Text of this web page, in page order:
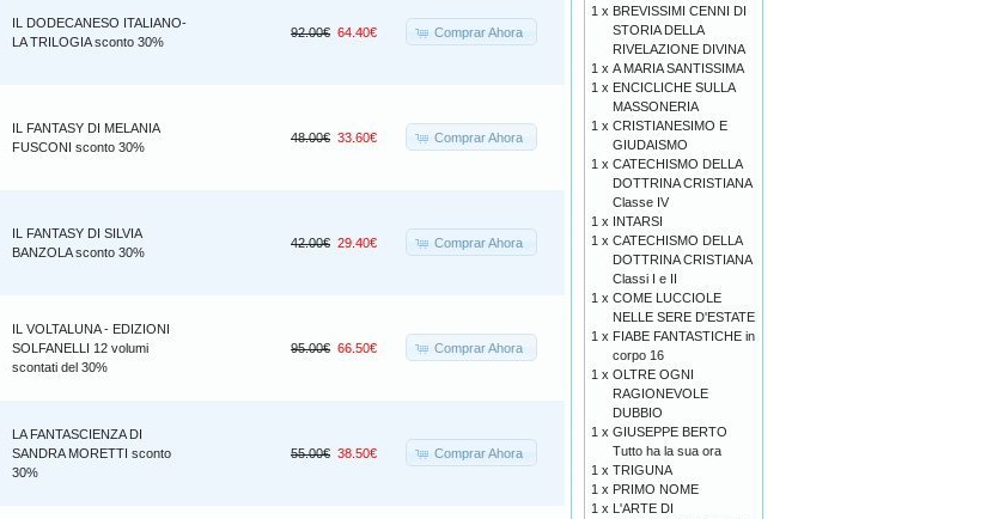
IL DODECANESO ITALIANO-
LA TRILOGIA sconto 30%
92.00€ 64.40€ Comprar Ahora
IL FANTASY DI MELANIA
FUSCONI sconto 30%
48.00€ 33.60€ Comprar Ahora
IL FANTASY DI SILVIA
BANZOLA sconto 30%
42.00€ 29.40€ Comprar Ahora
IL VOLTALUNA - EDIZIONI
SOLFANELLI 12 volumi
scontati del 30%
95.00€ 66.50€ Comprar Ahora
LA FANTASCIENZA DI
SANDRA MORETTI sconto
30%
55.00€ 38.50€ Comprar Ahora
1 x BREVISSIMI CENNI DI
STORIA DELLA
RIVELAZIONE DIVINA
1 x A MARIA SANTISSIMA
1 x ENCICLICHE SULLA
MASSONERIA
1 x CRISTIANESIMO E
GIUDAISMO
1 x CATECHISMO DELLA
DOTTRINA CRISTIANA
Classe IV
1 x INTARSI
1 x CATECHISMO DELLA
DOTTRINA CRISTIANA
Classi I e II
1 x COME LUCCIOLE
NELLE SERE D'ESTATE
1 x FIABE FANTASTICHE in
corpo 16
1 x OLTRE OGNI
RAGIONEVOLE
DUBBIO
1 x GIUSEPPE BERTO
Tutto ha la sua ora
1 x TRIGUNA
1 x PRIMO NOME
1 x L'ARTE DI